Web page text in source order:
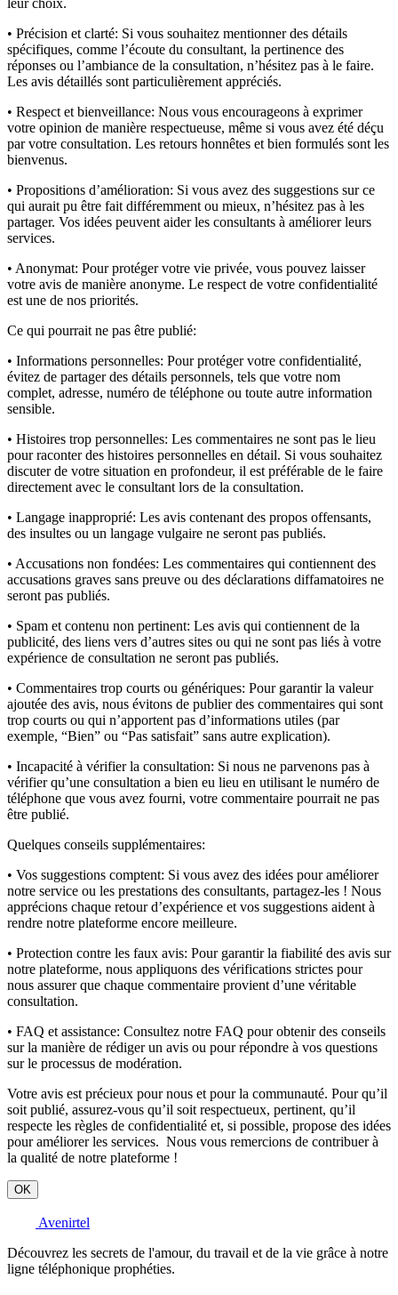
• Précision et clarté: Si vous souhaitez mentionner des détails
spécifiques, comme l’écoute du consultant, la pertinence des
réponses ou l’ambiance de la consultation, n’hésitez pas à le faire.
Les avis détaillés sont particulièrement appréciés.
• Respect et bienveillance: Nous vous encourageons à exprimer
votre opinion de manière respectueuse, même si vous avez été déçu
par votre consultation. Les retours honnêtes et bien formulés sont les
bienvenus.
• Propositions d’amélioration: Si vous avez des suggestions sur ce
qui aurait pu être fait différemment ou mieux, n’hésitez pas à les
partager. Vos idées peuvent aider les consultants à améliorer leurs
services.
• Anonymat: Pour protéger votre vie privée, vous pouvez laisser
votre avis de manière anonyme. Le respect de votre confidentialité
est une de nos priorités.
Ce qui pourrait ne pas être publié:
• Informations personnelles: Pour protéger votre confidentialité,
évitez de partager des détails personnels, tels que votre nom
complet, adresse, numéro de téléphone ou toute autre information
sensible.
• Histoires trop personnelles: Les commentaires ne sont pas le lieu
pour raconter des histoires personnelles en détail. Si vous souhaitez
discuter de votre situation en profondeur, il est préférable de le faire
directement avec le consultant lors de la consultation.
• Langage inapproprié: Les avis contenant des propos offensants,
des insultes ou un langage vulgaire ne seront pas publiés.
• Accusations non fondées: Les commentaires qui contiennent des
accusations graves sans preuve ou des déclarations diffamatoires ne
seront pas publiés.
• Spam et contenu non pertinent: Les avis qui contiennent de la
publicité, des liens vers d’autres sites ou qui ne sont pas liés à votre
expérience de consultation ne seront pas publiés.
• Commentaires trop courts ou génériques: Pour garantir la valeur
ajoutée des avis, nous évitons de publier des commentaires qui sont
trop courts ou qui n’apportent pas d’informations utiles (par
exemple, “Bien” ou “Pas satisfait” sans autre explication).
• Incapacité à vérifier la consultation: Si nous ne parvenons pas à
vérifier qu’une consultation a bien eu lieu en utilisant le numéro de
téléphone que vous avez fourni, votre commentaire pourrait ne pas
être publié.
Quelques conseils supplémentaires:
• Vos suggestions comptent: Si vous avez des idées pour améliorer
notre service ou les prestations des consultants, partagez-les ! Nous
apprécions chaque retour d’expérience et vos suggestions aident à
rendre notre plateforme encore meilleure.
• Protection contre les faux avis: Pour garantir la fiabilité des avis sur
notre plateforme, nous appliquons des vérifications strictes pour
nous assurer que chaque commentaire provient d’une véritable
consultation.
• FAQ et assistance: Consultez notre FAQ pour obtenir des conseils
sur la manière de rédiger un avis ou pour répondre à vos questions
sur le processus de modération.
Votre avis est précieux pour nous et pour la communauté. Pour qu’il
soit publié, assurez-vous qu’il soit respectueux, pertinent, qu’il
respecte les règles de confidentialité et, si possible, propose des idées
pour améliorer les services. Nous vous remercions de contribuer à
la qualité de notre plateforme !
OK
Avenirtel
Découvrez les secrets de l'amour, du travail et de la vie grâce à notre
ligne téléphonique prophéties.